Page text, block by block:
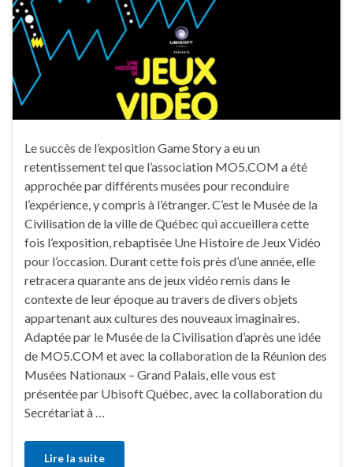
Le succès de l’exposition Game Story a eu un
retentissement tel que l’association MO5.COM a été
approchée par différents musées pour reconduire
l’expérience, y compris à l’étranger. C’est le Musée de la
Civilisation de la ville de Québec qui accueillera cette
fois l’exposition, rebaptisée Une Histoire de Jeux Vidéo
pour l’occasion. Durant cette fois près d’une année, elle
retracera quarante ans de jeux vidéo remis dans le
contexte de leur époque au travers de divers objets
appartenant aux cultures des nouveaux imaginaires.
Adaptée par le Musée de la Civilisation d’après une idée
de MO5.COM et avec la collaboration de la Réunion des
Musées Nationaux – Grand Palais, elle vous est
présentée par Ubisoft Québec, avec la collaboration du
Secrétariat à …
Lire la suite